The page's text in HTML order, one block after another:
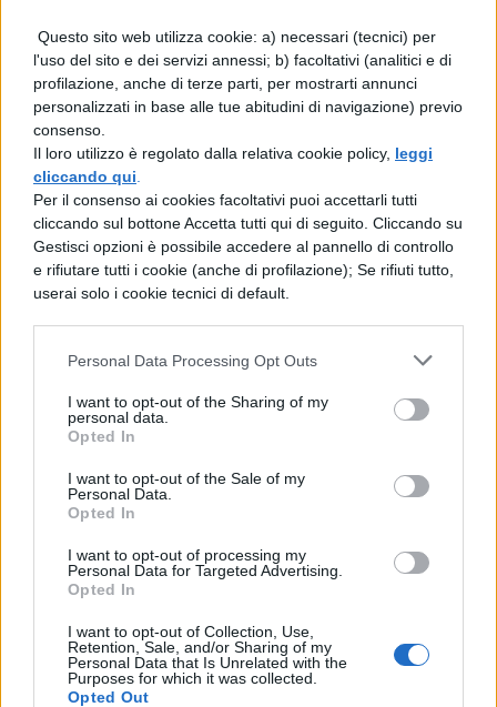
Questo sito web utilizza cookie: a) necessari (tecnici) per
l'uso del sito e dei servizi annessi; b) facoltativi (analitici e di
profilazione, anche di terze parti, per mostrarti annunci
personalizzati in base alle tue abitudini di navigazione) previo
consenso.
Il loro utilizzo è regolato dalla relativa cookie policy, leggi
cliccando qui
Per il consenso ai cookies facoltativi puoi accettarli tutti
cliccando sul bottone Accetta tutti qui di seguito. Cliccando su
Gestisci opzioni è possibile accedere al pannello di controllo
e rifiutare tutti i cookie (anche di profilazione); Se rifiuti tutto,
userai solo i cookie tecnici di default.
Personal Data Processing Opt Outs
I want to opt-out of the Sharing of my
personal data.
Opted In
I want to opt-out of the Sale of my
Personal Data.
Opted In
I want to opt-out of processing my
Personal Data for Targeted Advertising.
Opted In
I want to opt-out of Collection, Use,
Retention, Sale, and/or Sharing of my
Personal Data that Is Unrelated with the
Purposes for which it was collected.
Opted Out
energia. E perché (i suoi) si armassero con
maggior zelo e si equipaggiassero con
maggior decoro, propose dei premi da
donare a coloro il cui impegno in questa
attività fosse stato particolarmente alacre.
Fece lo stesso nei (vari) tipi di esercitazioni,
sì da premiare con ricchi doni quanti si
fossero distinti sugli altri. Con questi mezzi
riuscì dunque ad avere un esercito molto
ben equipaggiato e allenato.
TI POTREBBE INTERESSARE
La Commedia di Plauto